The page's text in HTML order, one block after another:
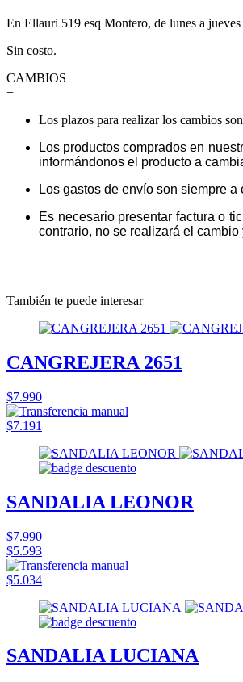
En Ellauri 519 esq Montero, de lunes a
Sin costo.
CAMBIOS
+
Los plazos para realizar los cambios
Los productos comprados en
informándonos el producto a
Los gastos de envío son siempre a
Es necesario presentar factura o
contrario, no se realizará el
También te puede interesar
CANGREJERA 2651
$7.990
$7.191
SANDALIA LEONOR
$7.990
$5.593
$5.034
SANDALIA LUCIANA